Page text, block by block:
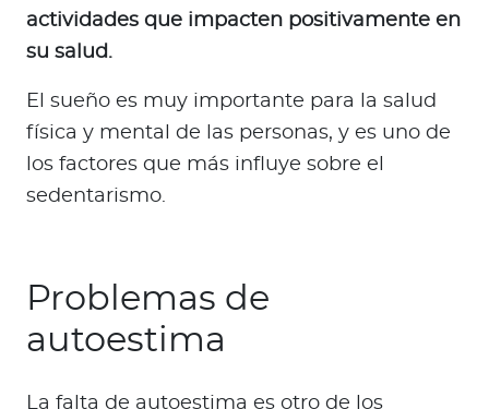
actividades que impacten positivamente en
su salud.
El sueño es muy importante para la salud
física y mental de las personas, y es uno de
los factores que más influye sobre el
sedentarismo.
Problemas de
autoestima
La falta de autoestima es otro de los